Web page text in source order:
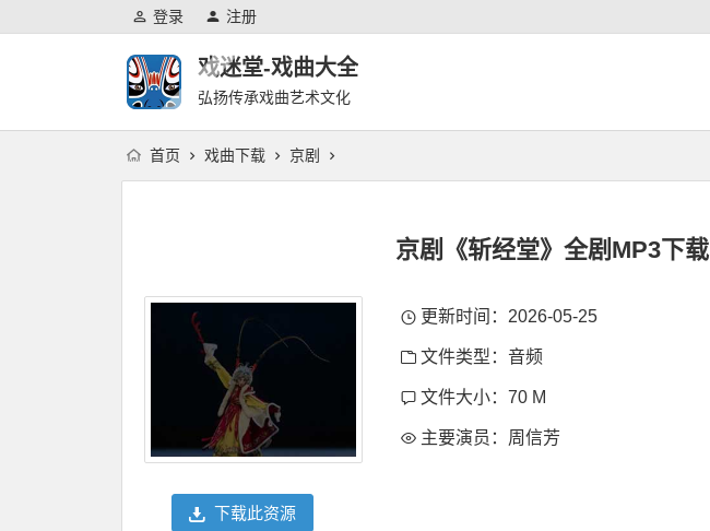
登录 注册
戏迷堂-戏曲大全
弘扬传承戏曲艺术文化
首页 戏曲下载 京剧
京剧《斩经堂》全剧MP3下载
更新时间：2026-05-25
文件类型：音频
文件大小：70 M
主要演员：周信芳
下载此资源